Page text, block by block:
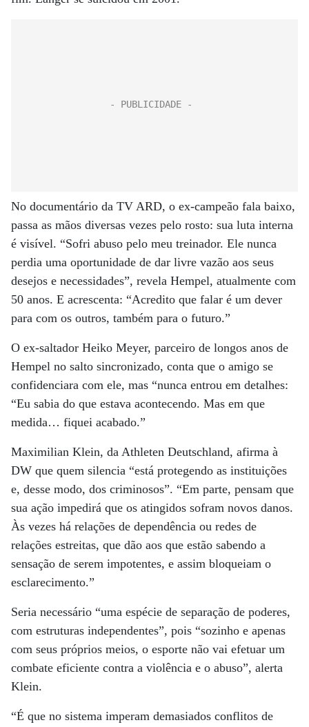
No documentário da TV ARD, o ex-campeão fala baixo,
passa as mãos diversas vezes pelo rosto: sua luta interna
é visível. “Sofri abuso pelo meu treinador. Ele nunca
perdia uma oportunidade de dar livre vazão aos seus
desejos e necessidades”, revela Hempel, atualmente com
50 anos. E acrescenta: “Acredito que falar é um dever
para com os outros, também para o futuro.”
O ex-saltador Heiko Meyer, parceiro de longos anos de
Hempel no salto sincronizado, conta que o amigo se
confidenciara com ele, mas “nunca entrou em detalhes:
“Eu sabia do que estava acontecendo. Mas em que
medida… fiquei acabado.”
Maximilian Klein, da Athleten Deutschland, afirma à
DW que quem silencia “está protegendo as instituições
e, desse modo, dos criminosos”. “Em parte, pensam que
sua ação impedirá que os atingidos sofram novos danos.
Às vezes há relações de dependência ou redes de
relações estreitas, que dão aos que estão sabendo a
sensação de serem impotentes, e assim bloqueiam o
esclarecimento.”
Seria necessário “uma espécie de separação de poderes,
com estruturas independentes”, pois “sozinho e apenas
com seus próprios meios, o esporte não vai efetuar um
combate eficiente contra a violência e o abuso”, alerta
Klein.
“É que no sistema imperam demasiados conflitos de